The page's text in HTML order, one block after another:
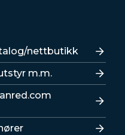
nettbutikk
m.m.